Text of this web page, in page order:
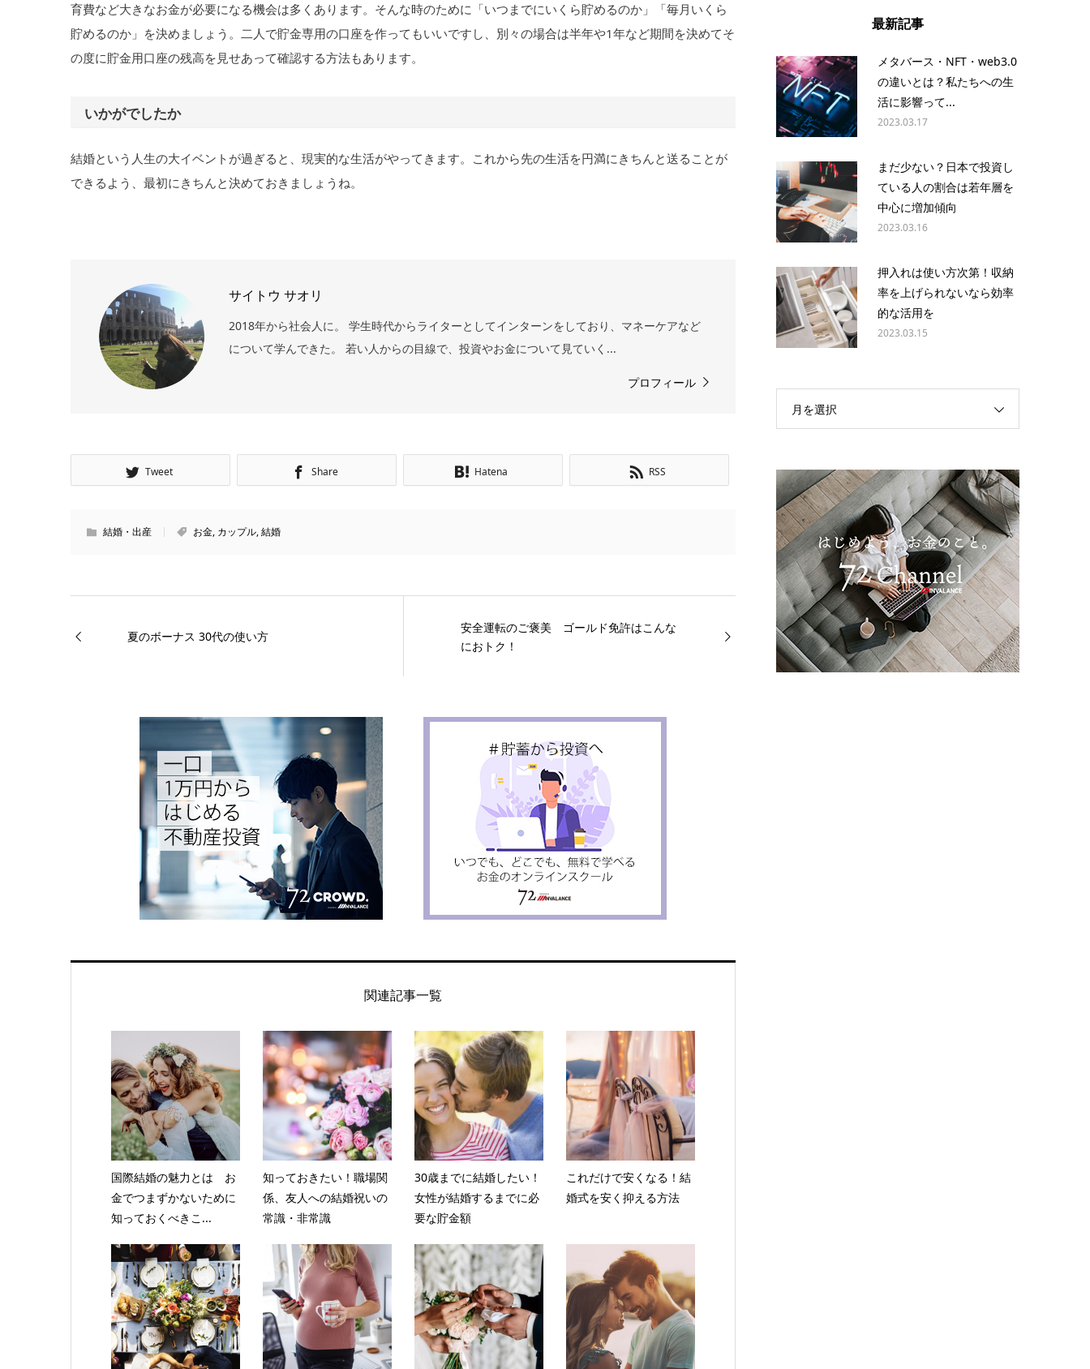
育費など大きなお金が必要になる機会は多くあります。そんな時のために「いつまでにいくら貯めるのか」「毎月いくら
貯めるのか」を決めましょう。二人で貯金専用の口座を作ってもいいですし、別々の場合は半年や1年など期間を決めてそ
の度に貯金用口座の残高を見せあって確認する方法もあります。
いかがでしたか
結婚という人生の大イベントが過ぎると、現実的な生活がやってきます。これから先の生活を円満にきちんと送ることが
できるよう、最初にきちんと決めておきましょうね。
サイトウ サオリ
2018年から社会人に。 学生時代からライターとしてインターンをしており、マネーケアなど
について学んできた。 若い人からの目線で、投資やお金について見ていく...
プロフィール
Tweet Share Hatena RSS
結婚・出産 お金, カップル,結婚
夏のボーナス 30代の使い方
安全運転のご褒美 ゴールド免許はこんな
におトク！
関連記事一覧
国際結婚の魅力とは お
金でつまずかないために
知っておくべきこ...
知っておきたい！職場関
係、友人への結婚祝いの
常識・非常識
30歳までに結婚したい！
女性が結婚するまでに必
要な貯金額
これだけで安くなる！結
婚式を安く抑える方法
最新記事
メタバース・NFT・web3.0
の違いとは？私たちへの生
活に影響って...
2023.03.17
まだ少ない？日本で投資し
ている人の割合は若年層を
中心に増加傾向
2023.03.16
押入れは使い方次第！収納
率を上げられないなら効率
的な活用を
2023.03.15
月を選択